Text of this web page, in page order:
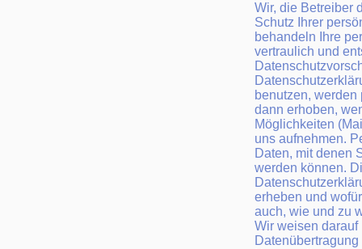
Wir, die Betreiber
Schutz Ihrer
behandeln Ihre
vertraulich und
benutzen,
dann erhoben,
Möglichkeiten
uns aufnehmen.
Daten, mit denen
werden können.
erheben und
auch, wie und zu
Wir weisen darauf